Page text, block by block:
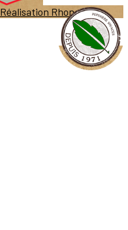
Réalisation Rhonalpcom